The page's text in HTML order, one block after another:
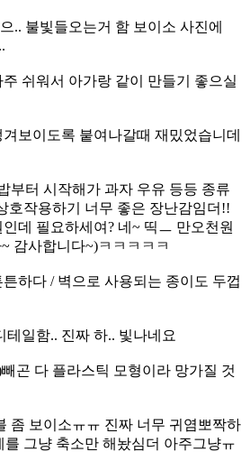
.. 불빛들오는거 함 보이소 사진에
쉬워서 아가랑 같이 만들기 좋으실
보이도록 붙여나갈때 재밌었습니데
부터 시작해가 과자 우유 등등 종류
호작용하기 너무 좋은 장난감임더!!
데 필요하세여? 네~ 띡ㅡ 만오천원
감사합니다~)ㅋㅋㅋㅋㅋ
하다 / 벽으로 사용되는 종이도 두껍
테일함.. 진짜 하.. 빛나네요
곤 다 플라스틱 모형이라 망가질 것
좀 보이소ㅠㅠ 진짜 너무 귀염뽀짝하
그냥 축소만 해놨심더 아주그냥ㅠ